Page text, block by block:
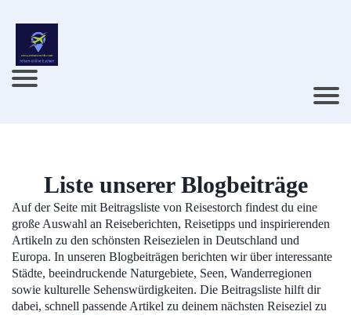
Liste unserer Blogbeiträge
Auf der Seite mit Beitragsliste von Reisestorch findest du eine
große Auswahl an Reiseberichten, Reisetipps und inspirierenden
Artikeln zu den schönsten Reisezielen in Deutschland und
Europa. In unseren Blogbeiträgen berichten wir über interessante
Städte, beeindruckende Naturgebiete, Seen, Wanderregionen
sowie kulturelle Sehenswürdigkeiten. Die Beitragsliste hilft dir
dabei, schnell passende Artikel zu deinem nächsten Reiseziel zu